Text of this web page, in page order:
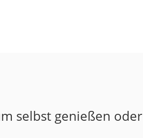
selbst genießen oder